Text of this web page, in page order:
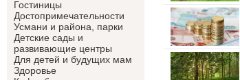
Гостиницы
Достопримечательности
Усмани и района, парки
Детские сады и
развивающие центры
Для детей и будущих мам
Здоровье